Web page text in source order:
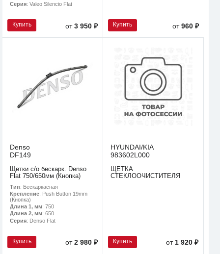
Серия: Valeo Silencio Flat
Купить от3 950 ₽ Купить от960 ₽
Denso
DF149
Щетки с/о бескарк. Denso
Flat 750/650мм (Кнопка)
Тип: Бескаркасная
Крепление: Push Button 19mm
(Кнопка)
Длина 1, мм: 750
Длина 2, мм: 650
Серия: Denso Flat
Купить от2 980 ₽
HYUNDAI/KIA
983602L000
ЩЕТКА
СТЕКЛООЧИСТИТЕЛЯ
Купить от 1 920 ₽